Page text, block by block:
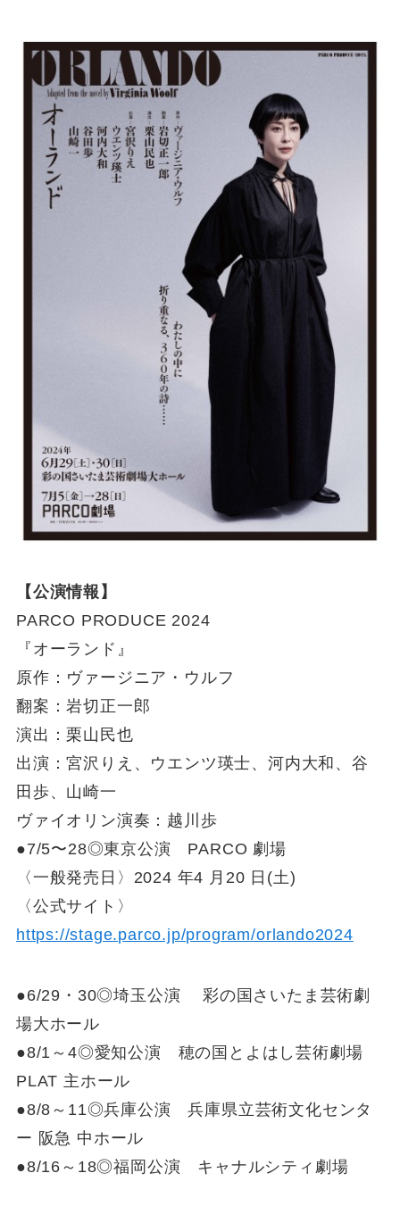
【公演情報】
PARCO PRODUCE 2024
『オーランド』
原作：ヴァージニア・ウルフ
翻案：岩切正一郎
演出：栗山民也
出演：宮沢りえ、ウエンツ瑛士、河内大和、谷
田歩、山崎一
ヴァイオリン演奏：越川歩
●7/5〜28◎東京公演 PARCO 劇場
〈一般発売日〉2024 年4 月20 日(土)
〈公式サイト〉
https://stage.parco.jp/program/orlando2024
●6/29・30◎埼玉公演 彩の国さいたま芸術劇
場大ホール
●8/1～4◎愛知公演 穂の国とよはし芸術劇場
PLAT 主ホール
●8/8～11◎兵庫公演 兵庫県立芸術文化センタ
ー 阪急 中ホール
●8/16～18◎福岡公演 キャナルシティ劇場